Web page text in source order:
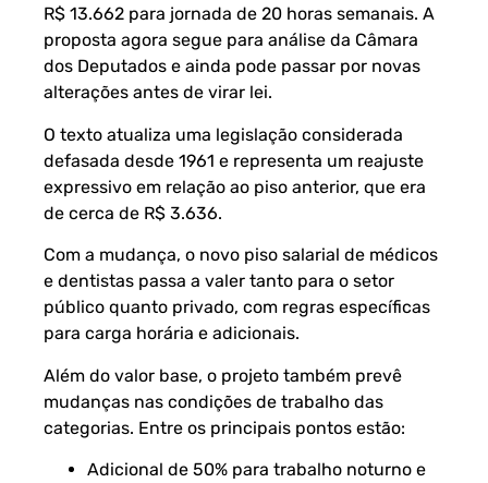
R$ 13.662 para jornada de 20 horas semanais. A
proposta agora segue para análise da Câmara
dos Deputados e ainda pode passar por novas
alterações antes de virar lei.
O texto atualiza uma legislação considerada
defasada desde 1961 e representa um reajuste
expressivo em relação ao piso anterior, que era
de cerca de R$ 3.636.
Com a mudança, o novo piso salarial de médicos
e dentistas passa a valer tanto para o setor
público quanto privado, com regras específicas
para carga horária e adicionais.
Além do valor base, o projeto também prevê
mudanças nas condições de trabalho das
categorias. Entre os principais pontos estão:
Adicional de 50% para trabalho noturno e